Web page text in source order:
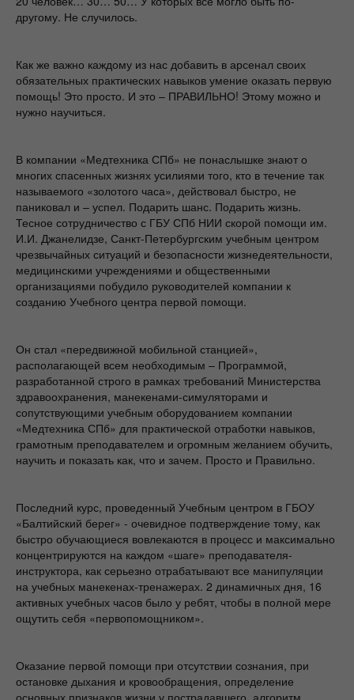
другому. Не случилось.
Как же важно каждому из нас добавить в арсенал своих
обязательных практических навыков умение оказать первую
помощь! Это просто. И это – ПРАВИЛЬНО! Этому можно и
нужно научиться.
В компании «Медтехника СПб» не понаслышке знают о
многих спасенных жизнях усилиями того, кто в течение так
называемого «золотого часа», действовал быстро, не
паниковал и – успел. Подарить шанс. Подарить жизнь.
Тесное сотрудничество с ГБУ СПб НИИ скорой помощи им.
И.И. Джанелидзе, Санкт-Петербургским учебным центром
чрезвычайных ситуаций и безопасности жизнедеятельности,
медицинскими учреждениями и общественными
организациями побудило руководителей компании к
созданию Учебного центра первой помощи.
Он стал «передвижной мобильной станцией»,
располагающей всем необходимым – Программой,
разработанной строго в рамках требований Министерства
здравоохранения, манекенами-симуляторами и
сопутствующими учебным оборудованием компании
«Медтехника СПб» для практической отработки навыков,
грамотным преподавателем и огромным желанием обучить,
научить и показать как, что и зачем. Просто и Правильно.
Последний курс, проведенный Учебным центром в ГБОУ
«Балтийский берег» - очевидное подтверждение тому, как
быстро обучающиеся вовлекаются в процесс и максимально
концентрируются на каждом «шаге» преподавателя-
инструктора, как серьезно отрабатывают все манипуляции
на учебных манекенах-тренажерах. 2 динамичных дня, 16
активных учебных часов было у ребят, чтобы в полной мере
ощутить себя «первопомощником».
Оказание первой помощи при отсутствии сознания, при
остановке дыхания и кровообращения, определение
основных признаков жизни у пострадавшего, алгоритм